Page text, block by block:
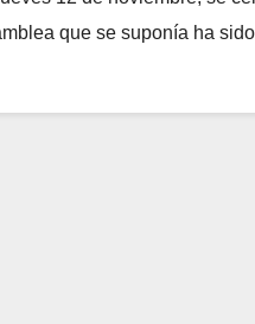
que se suponía ha sido